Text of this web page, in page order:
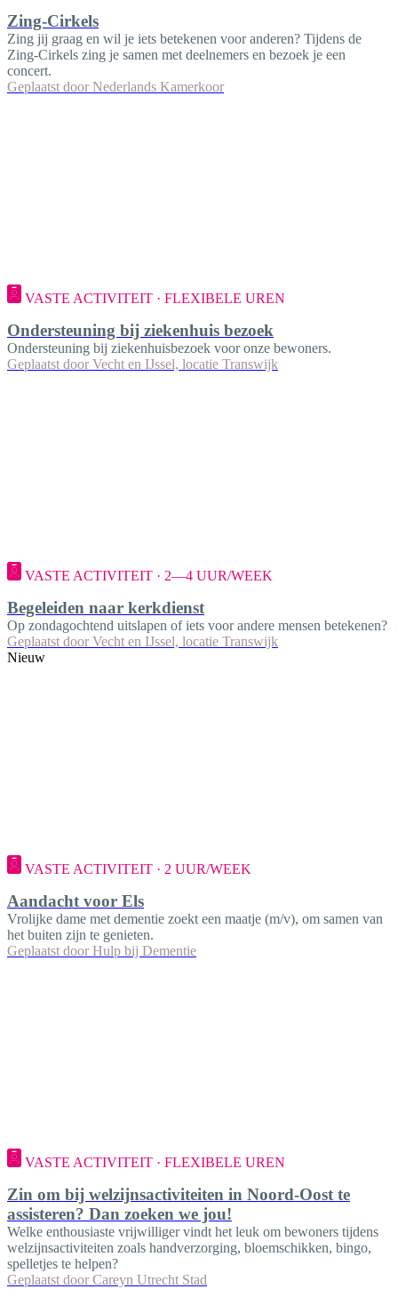
Zing-Cirkels
Zing jij graag en wil je iets betekenen voor anderen? Tijdens de
Zing-Cirkels zing je samen met deelnemers en bezoek je een
concert.
Geplaatst door Nederlands Kamerkoor
VASTE ACTIVITEIT · FLEXIBELE UREN
Ondersteuning bij ziekenhuis bezoek
Ondersteuning bij ziekenhuisbezoek voor onze bewoners.
Geplaatst door Vecht en IJssel, locatie Transwijk
VASTE ACTIVITEIT · 2—4 UUR/WEEK
Begeleiden naar kerkdienst
Op zondagochtend uitslapen of iets voor andere mensen betekenen?
Geplaatst door Vecht en IJssel, locatie Transwijk
Nieuw
VASTE ACTIVITEIT · 2 UUR/WEEK
Aandacht voor Els
Vrolijke dame met dementie zoekt een maatje (m/v), om samen van
het buiten zijn te genieten.
Geplaatst door Hulp bij Dementie
VASTE ACTIVITEIT · FLEXIBELE UREN
Zin om bij welzijnsactiviteiten in Noord-Oost te
assisteren? Dan zoeken we jou!
Welke enthousiaste vrijwilliger vindt het leuk om bewoners tijdens
welzijnsactiviteiten zoals handverzorging, bloemschikken, bingo,
spelletjes te helpen?
Geplaatst door Careyn Utrecht Stad